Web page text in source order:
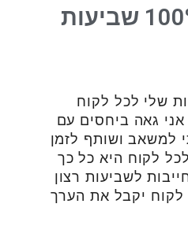
התחייבות ל 100% שביעות
שלי לכל לקוח
גאה ביחסים עם
למשאב ושותף לזמן
לקוח היא כל כך
לשביעות רצון
יקבל את הערך